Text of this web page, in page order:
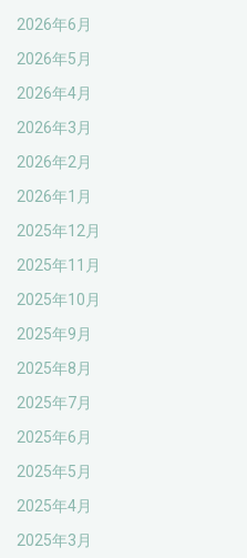
2026年6月
2026年5月
2026年4月
2026年3月
2026年2月
2026年1月
2025年12月
2025年11月
2025年10月
2025年9月
2025年8月
2025年7月
2025年6月
2025年5月
2025年4月
2025年3月